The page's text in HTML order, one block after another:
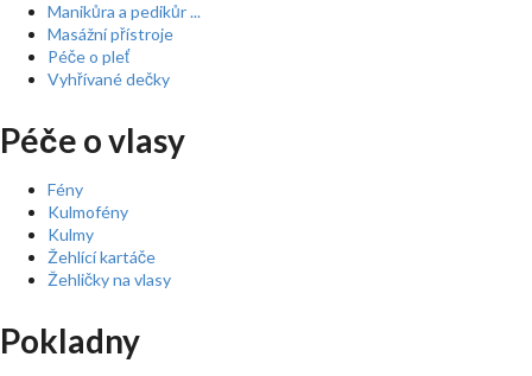
Manikůra a pedikůr ...
Masážní přístroje
Péče o pleť
Vyhřívané dečky
Péče o vlasy
Fény
Kulmofény
Kulmy
Žehlící kartáče
Žehličky na vlasy
Pokladny